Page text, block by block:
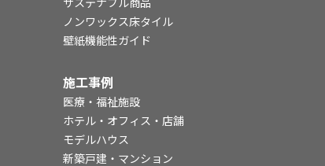
サステナブル商品
ノンワックス床タイル
壁紙機能性ガイド
施工事例
医療・福祉施設
ホテル・オフィス・店舗
モデルハウス
新築戸建・マンション